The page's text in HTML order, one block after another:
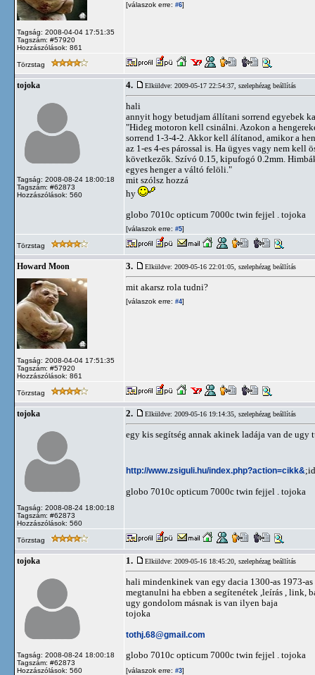
Tagság: 2008-04-04 17:51:35
Tagszám: #57920
Hozzászólások: 861
[válaszok erre: #6]
Törzstag
tojoka
Tagság: 2008-08-24 18:00:18
Tagszám: #62873
Hozzászólások: 560
4. Elküldve: 2009-05-17 22:54:37, szelephézag beállítás
hali
annyit hogy betudjam állítani sorrend egyebek
"Hideg motoron kell csinálni. Azokon a
sorrend 1-3-4-2. Akkor kell álítanod, amikor a
az 1-es 4-es párossal is. Ha ügyes vagy nem
következők. Szívó 0.15, kipufogó 0.2mm.
egyes henger a váltó felöli."
mit szólsz hozzá
hy
globo 7010c opticum 7000c twin fejjel . tojoka
[válaszok erre: #5]
Törzstag
Howard Moon
Tagság: 2008-04-04 17:51:35
Tagszám: #57920
Hozzászólások: 861
3. Elküldve: 2009-05-16 22:01:05, szelephézag beállítás
mit akarsz rola tudni?
[válaszok erre: #4]
Törzstag
tojoka
Tagság: 2008-08-24 18:00:18
Tagszám: #62873
Hozzászólások: 560
2. Elküldve: 2009-05-16 19:14:35, szelephézag beállítás
egy kis segítség annak akinek ladája van de ugy
http://www.zsiguli.hu/index.php?action=cikk&
globo 7010c opticum 7000c twin fejjel . tojoka
Törzstag
tojoka
Tagság: 2008-08-24 18:00:18
Tagszám: #62873
Hozzászólások: 560
1. Elküldve: 2009-05-16 18:45:20, szelephézag beállítás
hali mindenkinek van egy dacia 1300-as 1973-
megtanulni ha ebben a segítenétek ,leírás , link,
ugy gondolom másnak is van ilyen baja
tojoka
tothj.68@gmail.com
globo 7010c opticum 7000c twin fejjel . tojoka
[válaszok erre: #3]